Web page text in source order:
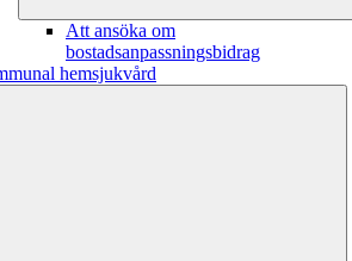
Att ansöka om
bostadsanpassningsbidrag
hemsjukvård